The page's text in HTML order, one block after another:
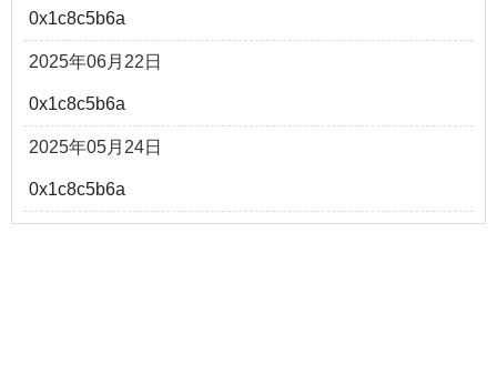
0x1c8c5b6a
2025年06月22日
0x1c8c5b6a
2025年05月24日
0x1c8c5b6a